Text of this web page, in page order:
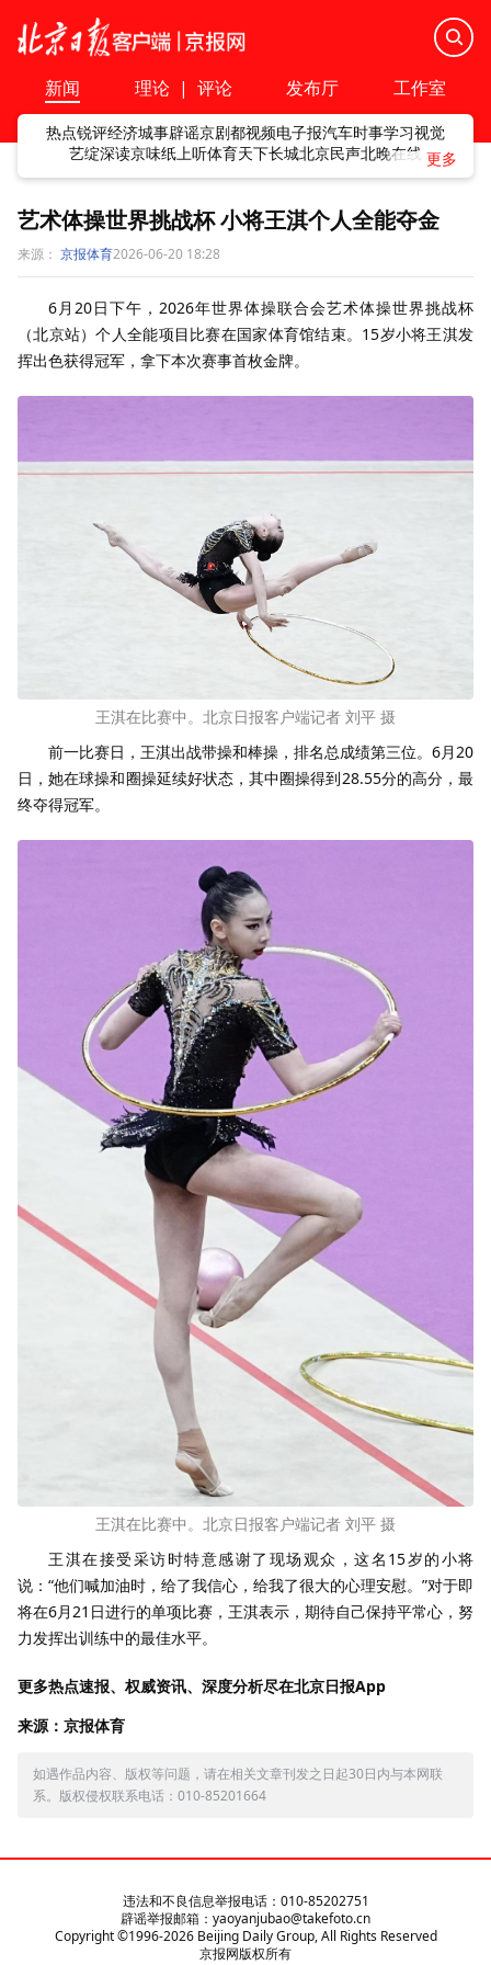
新闻 理论 | 评论 发布厅 工作室
热点锐评经济城事辟谣京剧都视频电子报汽车时事学习视觉
艺绽深读京味纸上听体育天下长城北京民声北晚在线
艺术体操世界挑战杯 小将王淇个人全能夺金
来源： 京报体育2026-06-20 18:28
6月20日下午，2026年世界体操联合会艺术体操世界挑战杯
（北京站）个人全能项目比赛在国家体育馆结束。15岁小将王淇发
挥出色获得冠军，拿下本次赛事首枚金牌。
王淇在比赛中。北京日报客户端记者 刘平 摄
前一比赛日，王淇出战带操和棒操，排名总成绩第三位。6月20
日，她在球操和圈操延续好状态，其中圈操得到28.55分的高分，最
终夺得冠军。
王淇在比赛中。北京日报客户端记者 刘平 摄
王淇在接受采访时特意感谢了现场观众，这名15岁的小将
说：“他们喊加油时，给了我信心，给我了很大的心理安慰。”对于即
将在6月21日进行的单项比赛，王淇表示，期待自己保持平常心，努
力发挥出训练中的最佳水平。
更多热点速报、权威资讯、深度分析尽在北京日报App
来源：京报体育
如遇作品内容、版权等问题，请在相关文章刊发之日起30日内与本网联
系。版权侵权联系电话：010-85201664
违法和不良信息举报电话：010-85202751
辟谣举报邮箱：yaoyanjubao@takefoto.cn
Copyright ©1996-2026Beijing Daily Group, All Rights Reserved
京报网版权所有